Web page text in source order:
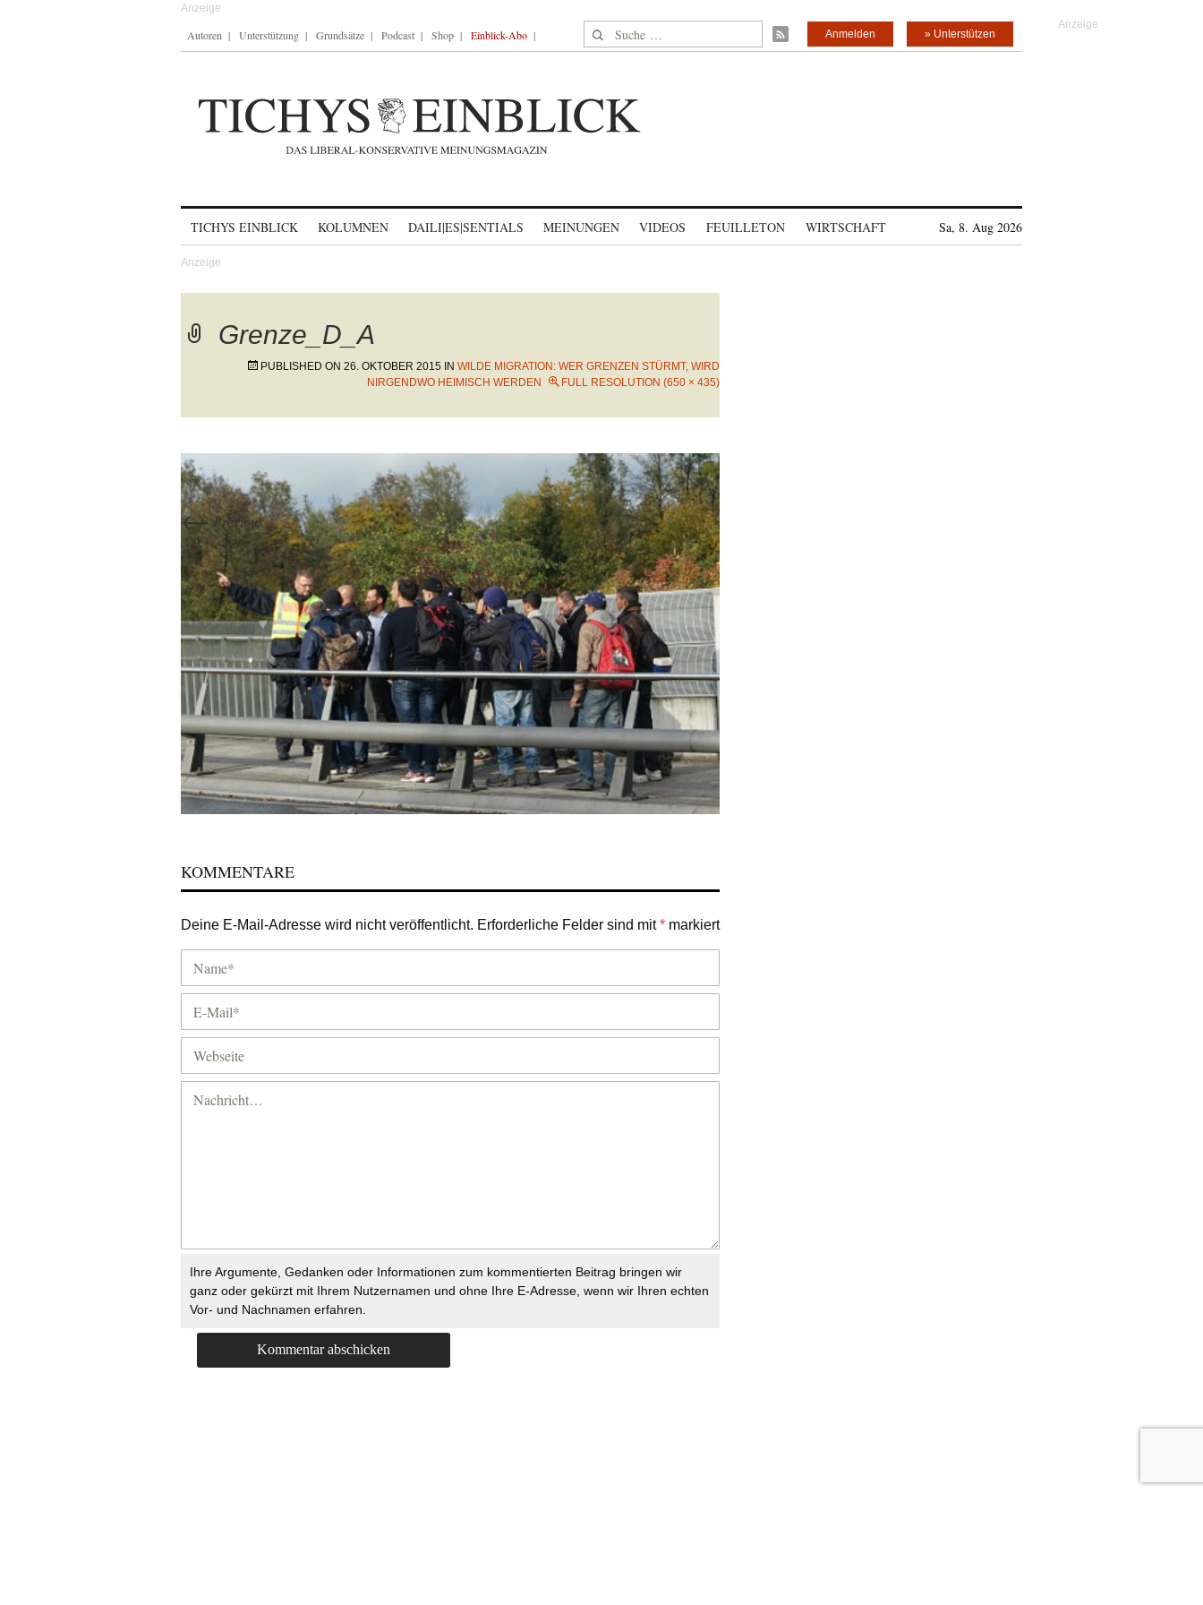
Autoren Unterstützung Grundsätze Podcast Shop Einblick-Abo Suche nach: » Unterstützen
Anmelden
TICHYS EINBLICK KOLUMNEN DAILI|ES|SENTIALS MEINUNGEN VIDEOS FEUILLETON WIRTSCHAFT Sa, 8. Aug 2026
Grenze_D_A
PUBLISHED ON 26. OKTOBER 2015 IN WILDE MIGRATION: WER GRENZEN STÜRMT, WIRD
NIRGENDWO HEIMISCH WERDEN
FULL RESOLUTION (650 × 435)
←Previous
KOMMENTARE
Deine E-Mail-Adresse wird nicht veröffentlicht. Erforderliche Felder sind mit* markiert
Ihre Argumente, Gedanken oder Informationen zum kommentierten Beitrag bringen wir
ganz oder gekürzt mit Ihrem Nutzernamen und ohne Ihre E-Adresse, wenn wir Ihren echten
Vor- und Nachnamen erfahren.